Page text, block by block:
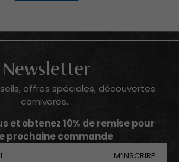
Newsletter
offres spéciales, découvertes
carnivores...
et obtenez 10% de remise pour
prochaine commande
M’INSCRIRE